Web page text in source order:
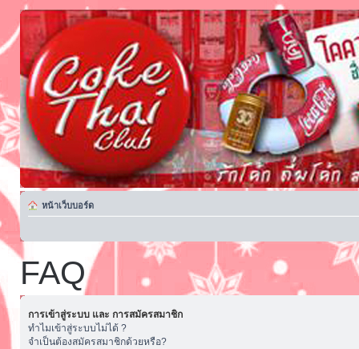
หน้าเว็บบอร์ด
FAQ
การเข้าสู่ระบบ และ การสมัครสมาชิก
ทำไมเข้าสู่ระบบไม่ได้ ?
จำเป็นต้องสมัครสมาชิกด้วยหรือ?